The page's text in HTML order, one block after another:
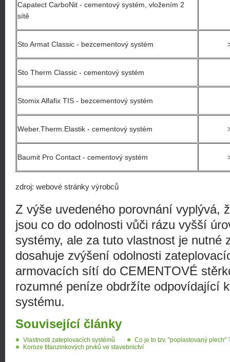
Capatect CarboNit - cementový systém, vložením 2
sítě
Sto Armat Classic - bezcementový systém
Sto Therm Classic - cementový systém
Stomix Alfafix TIS - bezcementový systém
Weber.Therm.Elastik - cementový systém
Baumit Pro Contact - cementový systém
zdroj: webové stránky výrobců
Z výše uvedeného porovnání vyplývá,
jsou co do odolnosti vůči rázu vyšší
systémy, ale za tuto vlastnost je nutné
dosahuje zvýšení odolnosti
armovacích sítí do CEMENTOVÉ
rozumné peníze obdržíte odpovídající
systému.
Související články
Vlastnosti zateplovacích systémů
Co je to tzv. "poplastovaný plech"
Koroze titanzinkových prvků ve stavebnictví